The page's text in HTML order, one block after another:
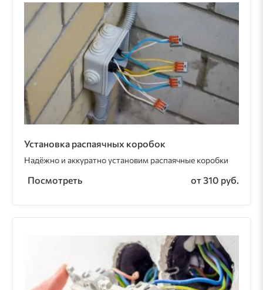
Установка распаячных коробок
Надёжно и аккуратно установим распаячные коробки
Посмотреть от 310 руб.